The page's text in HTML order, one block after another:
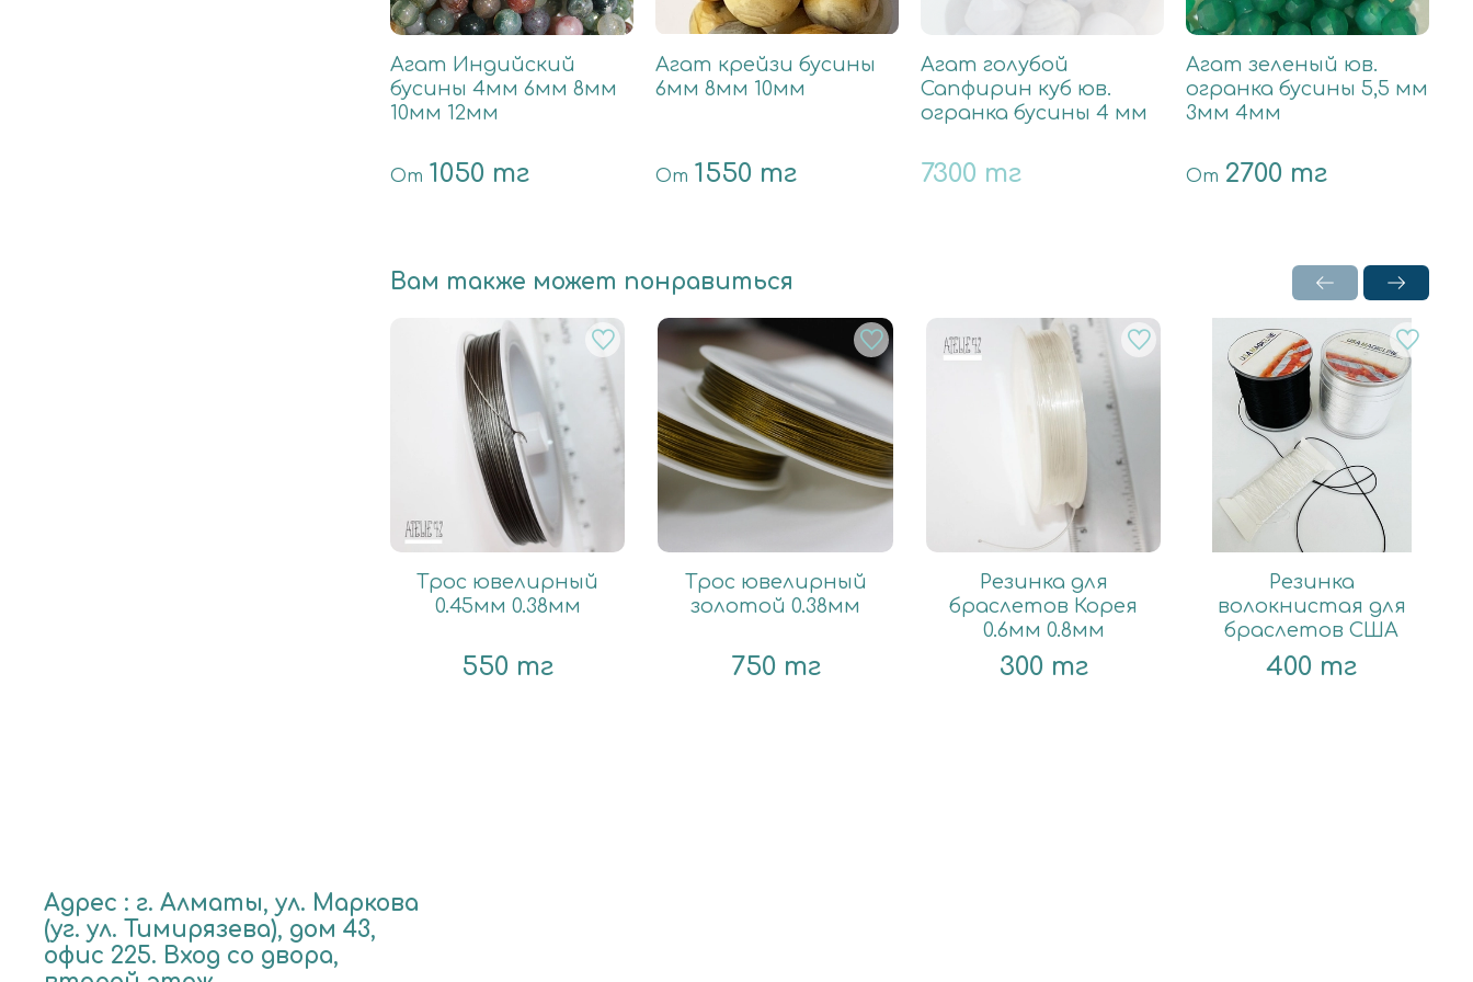
Агат Индийский
бусины 4мм 6мм 8мм
10мм 12мм
От 1050 тг
Агат крейзи бусины
6мм 8мм 10мм
От 1550 тг
Агат голубой
Сапфирин куб юв.
огранка бусины 4 мм
7300 тг
Агат зеленый юв.
огранка бусины 5,5 мм
3мм 4мм
От 2700 тг
Вам также может понравиться
Трос ювелирный
0.45мм 0.38мм
550 тг
Трос ювелирный
золотой 0.38мм
750 тг
Резинка для
браслетов Корея
0.6мм 0.8мм
300 тг
Резинка
волокнистая для
браслетов США
400 тг
Адрес : г. Алматы, ул. Маркова
(уг. ул. Тимирязева), дом 43,
офис 225. Вход со двора,